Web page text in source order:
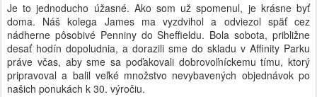
Je to jednoducho úžasné. Ako som už spomenul, je krásne byť
doma. Náš kolega James ma vyzdvihol a odviezol späť cez
nádherne pôsobivé Penniny do Sheffieldu. Bola sobota, približne
desať hodín dopoludnia, a dorazili sme do skladu v Affinity Parku
práve včas, aby sme sa poďakovali dobrovoľníckemu tímu, ktorý
pripravoval a balil veľké množstvo nevybavených objednávok po
našich ponukách k 30. výročiu.